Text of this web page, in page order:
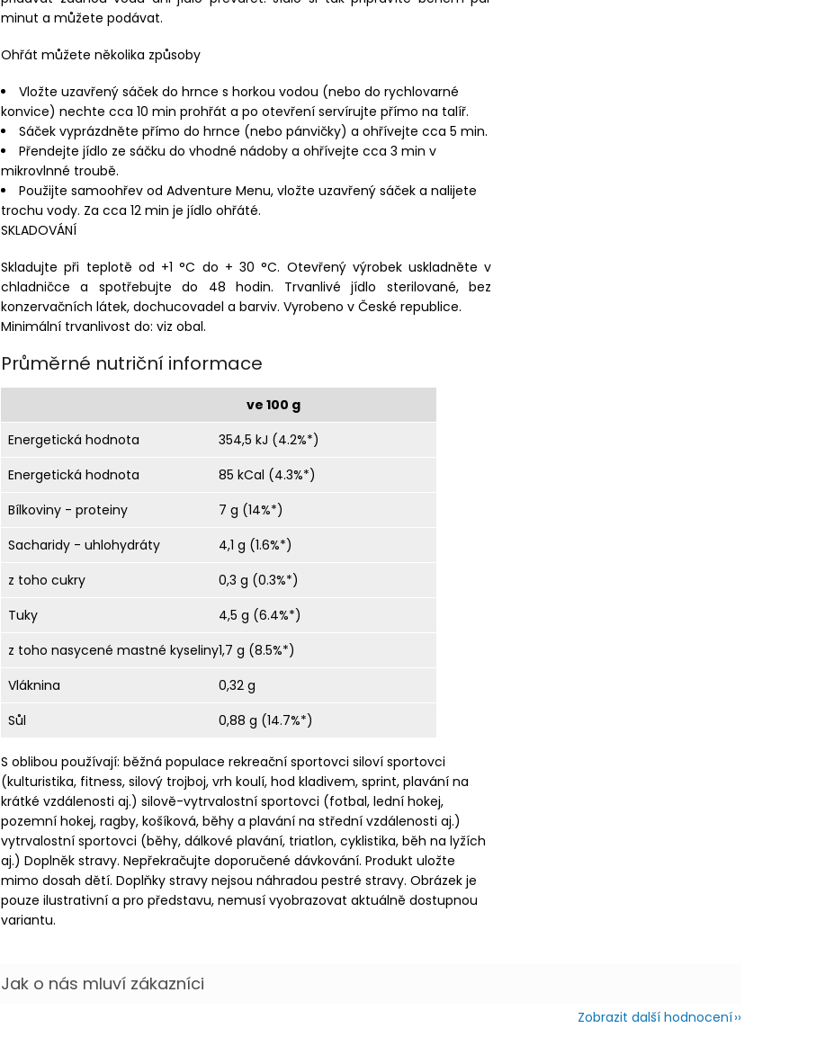
minut a můžete podávat.
Ohřát můžete několika způsoby
Vložte uzavřený sáček do hrnce s horkou vodou (nebo do rychlovarné
konvice) nechte cca 10 min prohřát a po otevření servírujte přímo na talíř.
Sáček vyprázdněte přímo do hrnce (nebo pánvičky) a ohřívejte cca 5 min.
Přendejte jídlo ze sáčku do vhodné nádoby a ohřívejte cca 3 min v
mikrovlnné troubě.
Použijte samoohřev od Adventure Menu, vložte uzavřený sáček a nalijete
trochu vody. Za cca 12 min je jídlo ohřáté.
SKLADOVÁNÍ
Skladujte při teplotě od +1 °C do + 30 °C. Otevřený výrobek uskladněte v
chladničce a spotřebujte do 48 hodin. Trvanlivé jídlo sterilované, bez
konzervačních látek, dochucovadel a barviv. Vyrobeno v České republice.
Minimální trvanlivost do: viz obal.
Průměrné nutriční informace
ve 100 g
Energetická hodnota
354,5 kJ (4.2%*)
Energetická hodnota
85 kCal (4.3%*)
Bílkoviny - proteiny
7 g (14%*)
Sacharidy - uhlohydráty
4,1 g (1.6%*)
z toho cukry
0,3 g (0.3%*)
Tuky
4,5 g (6.4%*)
z toho nasycené mastné kyseliny1,7 g (8.5%*)
Vláknina
0,32 g
Sůl
0,88 g (14.7%*)
S oblibou používají: běžná populace rekreační sportovci siloví sportovci
(kulturistika, fitness, silový trojboj, vrh koulí, hod kladivem, sprint, plavání na
krátké vzdálenosti aj.) silově-vytrvalostní sportovci (fotbal, lední hokej,
pozemní hokej, ragby, košíková, běhy a plavání na střední vzdálenosti aj.)
vytrvalostní sportovci (běhy, dálkové plavání, triatlon, cyklistika, běh na lyžích
aj.) Doplněk stravy. Nepřekračujte doporučené dávkování. Produkt uložte
mimo dosah dětí. Doplňky stravy nejsou náhradou pestré stravy. Obrázek je
pouze ilustrativní a pro představu, nemusí vyobrazovat aktuálně dostupnou
variantu.
Zobrazit další hodnocení